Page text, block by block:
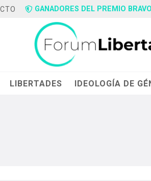
GANADORES DEL PREMIO
LIBERTADES IDEOLOGÍA DE